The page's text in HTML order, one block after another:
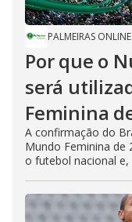
PALMEIRAS ONLINE
Por que o
será
Feminina
A confirmação do
Mundo Feminina de
o futebol nacional e,